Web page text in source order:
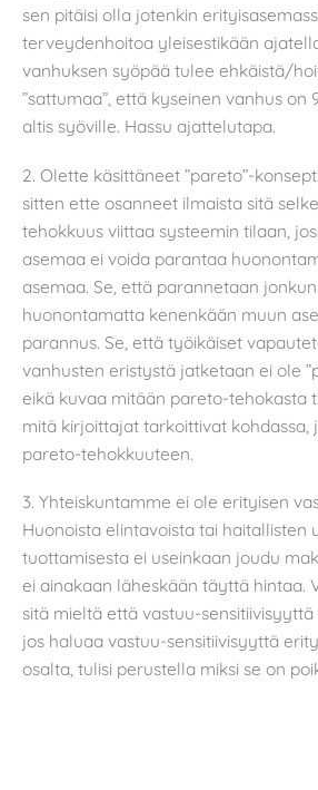
sen pitäisi olla jotenkin
terveydenhoitoa yleisestikään
vanhuksen syöpää tulee ehkäistä/
”sattumaa”, että kyseinen vanhus on
altis syöville. Hassu ajattelutapa.
2. Olette käsittäneet ”pareto”-
sitten ette osanneet ilmaista sitä
tehokkuus viittaa systeemin tilaan,
asemaa ei voida parantaa
asemaa. Se, että parannetaan
huonontamatta kenenkään muun
parannus. Se, että työikäiset
vanhusten eristystä jatketaan ei ole
eikä kuvaa mitään pareto-tehokasta
mitä kirjoittajat tarkoittivat kohdassa,
pareto-tehokkuuteen.
3. Yhteiskuntamme ei ole erityisen
Huonoista elintavoista tai haitallisten
tuottamisesta ei useinkaan joudu
ei ainakaan läheskään täyttä hintaa.
sitä mieltä että vastuu-
jos haluaa vastuu-sensitiivisyyttä
osalta, tulisi perustella miksi se on